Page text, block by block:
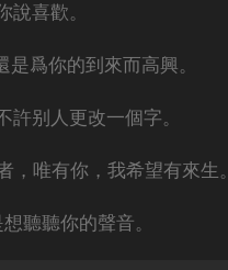
喜歡。
爲你的到來而高興。
别人更改一個字。
唯有你，我希望有來生。
聽聽你的聲音。